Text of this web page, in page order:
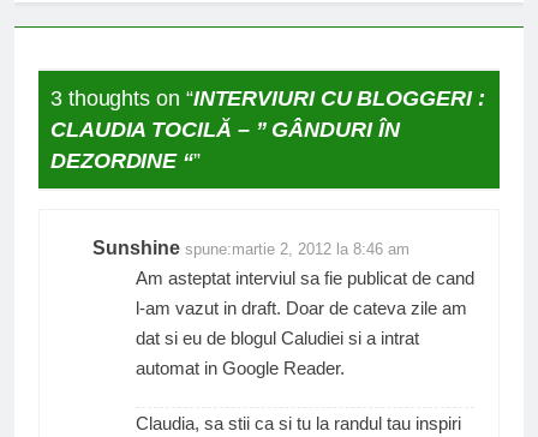
3 thoughts on “INTERVIURI CU BLOGGERI :
CLAUDIA TOCILĂ – ” GÂNDURI ÎN
DEZORDINE “”
Sunshine spune:martie 2, 2012 la 8:46 am
Am asteptat interviul sa fie publicat de cand
l-am vazut in draft. Doar de cateva zile am
dat si eu de blogul Caludiei si a intrat
automat in Google Reader.
Claudia, sa stii ca si tu la randul tau inspiri